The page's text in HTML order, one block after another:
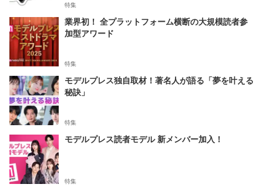
特集
業界初！ 全プラットフォーム横断の大規模読者参
加型アワード
特集
モデルプレス独自取材！著名人が語る「夢を叶える
秘訣」
特集
モデルプレス読者モデル 新メンバー加入！
特集